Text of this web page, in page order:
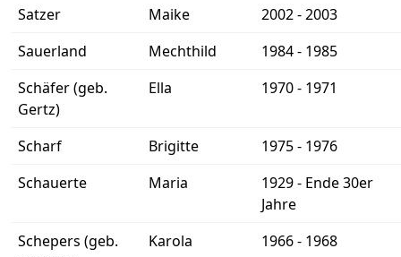
Satzer
Maike
2002 - 2003
Sauerland
Mechthild
1984 - 1985
Schäfer (geb.
Gertz)
Ella 1970 - 1971
Scharf Brigitte
1975 - 1976
Schauerte
Maria
1929 - Ende 30er
Jahre
Schepers (geb.
Karola 1966 - 1968